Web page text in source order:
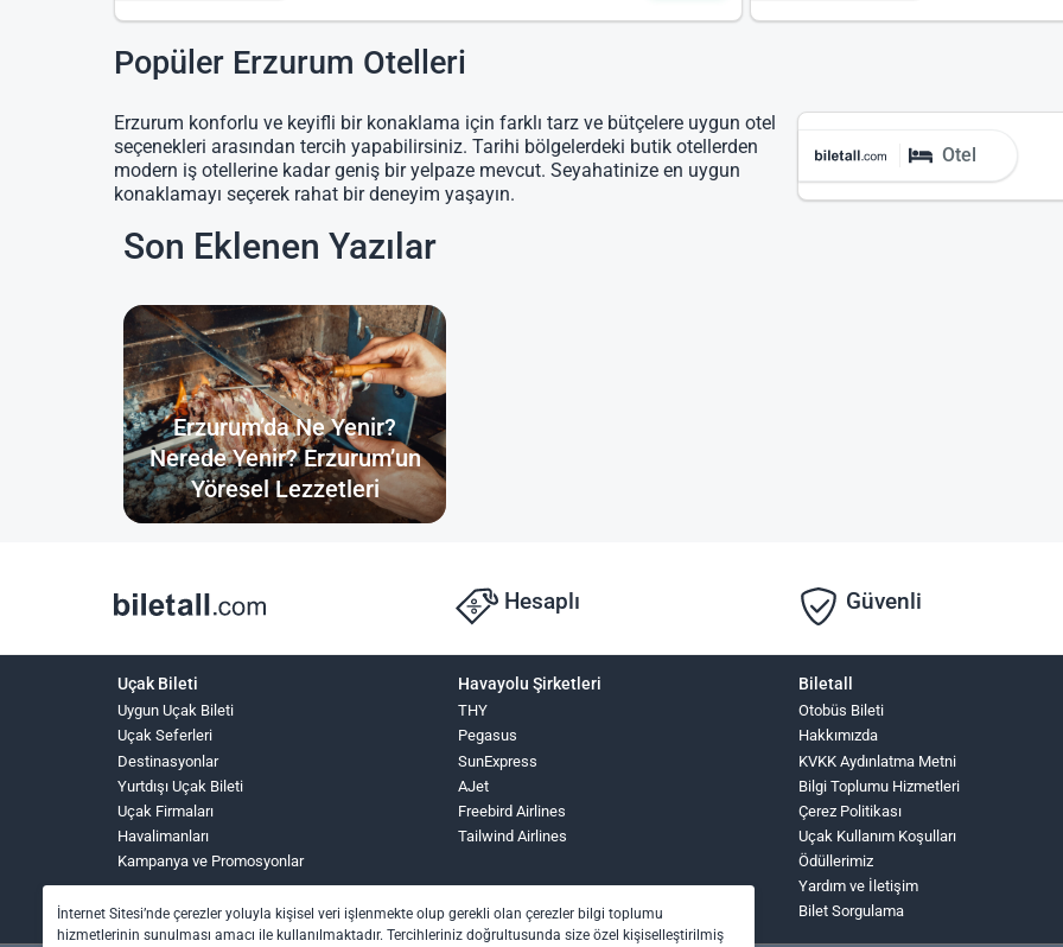
Popüler Erzurum Otelleri
Erzurum konforlu ve keyifli bir konaklama için farklı tarz ve bütçelere uygun otel
seçenekleri arasından tercih yapabilirsiniz. Tarihi bölgelerdeki butik otellerden
modern iş otellerine kadar geniş bir yelpaze mevcut. Seyahatinize en uygun
konaklamayı seçerek rahat bir deneyim yaşayın.
Otel
Son Eklenen Yazılar
Erzurum’da Ne Yenir?
Nerede Yenir? Erzurum’un
Yöresel Lezzetleri
Hesaplı Güvenli
Uçak Bileti
Uygun Uçak Bileti
Uçak Seferleri
Destinasyonlar
Yurtdışı Uçak Bileti
Uçak Firmaları
Havalimanları
Kampanya ve Promosyonlar
Havayolu Şirketleri
THY
Pegasus
SunExpress
AJet
Freebird Airlines
Tailwind Airlines
Biletall
Otobüs Bileti
Hakkımızda
KVKK Aydınlatma Metni
Bilgi Toplumu Hizmetleri
Çerez Politikası
Uçak Kullanım Koşulları
Ödüllerimiz
Yardım ve İletişim
Bilet Sorgulama
İnternet Sitesi’nde çerezler yoluyla kişisel veri işlenmekte olup gerekli olan çerezler bilgi toplumu
hizmetlerinin sunulması amacı ile kullanılmaktadır. Tercihleriniz doğrultusunda size özel kişiselleştirilmiş